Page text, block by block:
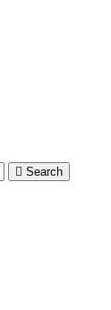
Search